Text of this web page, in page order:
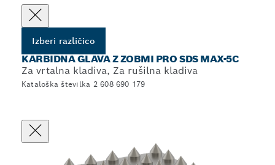
Izberi različico
KARBIDNA GLAVA Z ZOBMI PRO SDS MAX-5C
Za vrtalna kladiva, Za rušilna kladiva
Kataloška številka 2 608 690 179